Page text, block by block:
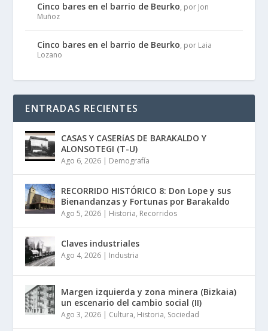
Cinco bares en el barrio de Beurko, por Jon
Muñoz
Cinco bares en el barrio de Beurko, por Laia
Lozano
ENTRADAS RECIENTES
CASAS Y CASERíAS DE BARAKALDO Y
ALONSOTEGI (T-U)
Ago 6, 2026 | Demografía
RECORRIDO HISTÓRICO 8: Don Lope y sus
Bienandanzas y Fortunas por Barakaldo
Ago 5, 2026 | Historia, Recorridos
Claves industriales
Ago 4, 2026 | Industria
Margen izquierda y zona minera (Bizkaia)
un escenario del cambio social (II)
Ago 3, 2026 | Cultura, Historia, Sociedad